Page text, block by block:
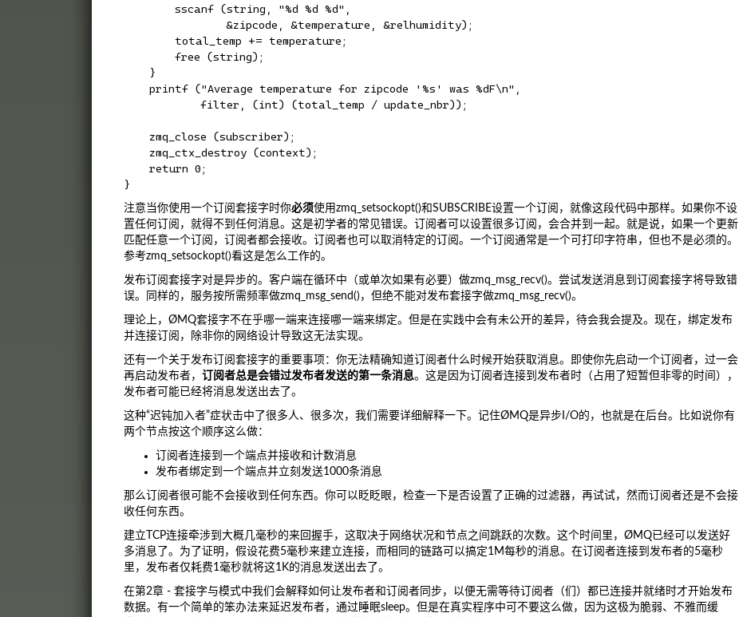
        sscanf (string, "%d %d %d",
                &zipcode, &temperature, &relhumidity);
        total_temp += temperature;
        free (string);
    }
    printf ("Average temperature for zipcode '%s' was %dF\n",
            filter, (int) (total_temp / update_nbr));
    zmq_close (subscriber);
    zmq_ctx_destroy (context);
    return 0;
注意当你使用一个订阅套接字时你必须使用zmq_setsockopt()和SUBSCRIBE设置一个订阅，就像这段代码中那样。如果你不设
置任何订阅，就得不到任何消息。这是初学者的常见错误。订阅者可以设置很多订阅，会合并到一起。就是说，如果一个更新
匹配任意一个订阅，订阅者都会接收。订阅者也可以取消特定的订阅。一个订阅通常是一个可打印字符串，但也不是必须的。
参考zmq_setsockopt()看这是怎么工作的。
发布订阅套接字对是异步的。客户端在循环中（或单次如果有必要）做zmq_msg_recv()。尝试发送消息到订阅套接字将导致错
误。同样的，服务按所需频率做zmq_msg_send()，但绝不能对发布套接字做zmq_msg_recv()。
理论上，ØMQ套接字不在乎哪一端来连接哪一端来绑定。但是在实践中会有未公开的差异，待会我会提及。现在，绑定发布
并连接订阅，除非你的网络设计导致这无法实现。
还有一个关于发布订阅套接字的重要事项：你无法精确知道订阅者什么时候开始获取消息。即使你先启动一个订阅者，过一会
再启动发布者， 订阅者总是会错过发布者发送的第一条消息。这是因为订阅者连接到发布者时（占用了短暂但非零的时间），
发布者可能已经将消息发送出去了。
这种“迟钝加入者”症状击中了很多人、很多次，我们需要详细解释一下。记住ØMQ是异步I/O的，也就是在后台。比如说你有
两个节点按这个顺序这么做：
订阅者连接到一个端点并接收和计数消息
发布者绑定到一个端点并立刻发送1000条消息
那么订阅者很可能不会接收到任何东西。你可以眨眨眼，检查一下是否设置了正确的过滤器，再试试，然而订阅者还是不会接
收任何东西。
建立TCP连接牵涉到大概几毫秒的来回握手，这取决于网络状况和节点之间跳跃的次数。这个时间里，ØMQ已经可以发送好
多消息了。为了证明，假设花费5毫秒来建立连接，而相同的链路可以搞定1M每秒的消息。在订阅者连接到发布者的5毫秒
里，发布者仅耗费1毫秒就将这1K的消息发送出去了。
在第2章 - 套接字与模式中我们会解释如何让发布者和订阅者同步，以便无需等待订阅者（们）都已连接并就绪时才开始发布
数据。有一个简单的笨办法来延迟发布者，通过睡眠sleep。但是在真实程序中可不要这么做，因为这极为脆弱、不雅而缓